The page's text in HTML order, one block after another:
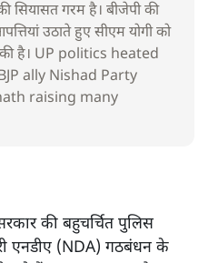
सियासत गरम है। बीजेपी की
उठाते हुए सीएम योगी को
की है। UP politics heated
ally Nishad Party
raising many
की बहुचर्चित पुलिस
एनडीए (NDA) गठबंधन के